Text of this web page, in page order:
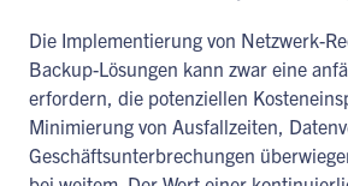
Die Implementierung von Netzwerk-
Backup-Lösungen kann zwar eine
erfordern, die potenziellen
Minimierung von Ausfallzeiten,
Geschäftsunterbrechungen